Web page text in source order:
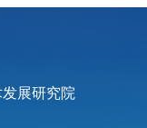
展研究院